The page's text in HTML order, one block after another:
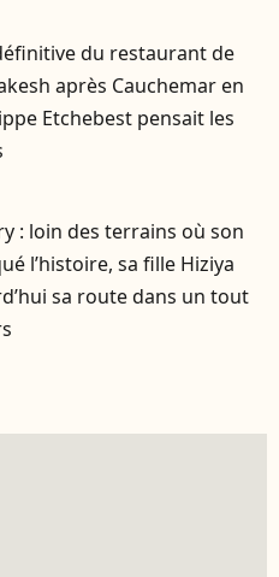
du restaurant de
après Cauchemar en
Etchebest pensait les
: loin des terrains où son
l’histoire, sa fille Hiziya
sa route dans un tout